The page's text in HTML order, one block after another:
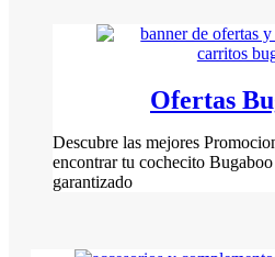
Ofertas
Descubre las mejores
encontrar tu cochecito
garantizado